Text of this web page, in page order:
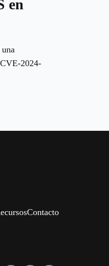
en
2024-
Contacto